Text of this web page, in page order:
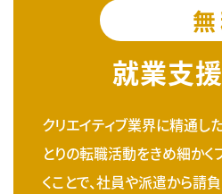
就業支
クリエイティブ業界に精通し
とりの転職活動をきめ細かく
くことで、社員や派遣から請